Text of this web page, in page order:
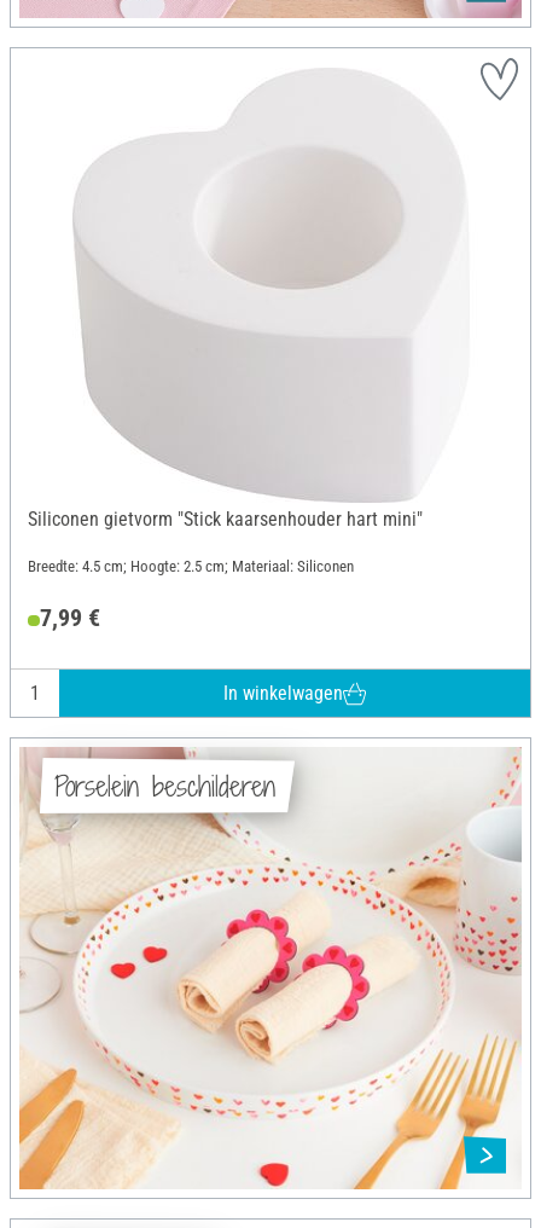
Siliconen gietvorm "Stick kaarsenhouder hart mini"
Breedte: 4.5 cm; Hoogte: 2.5 cm; Materiaal: Siliconen
7,99 €
In winkelwagen
Porselein beschilderen